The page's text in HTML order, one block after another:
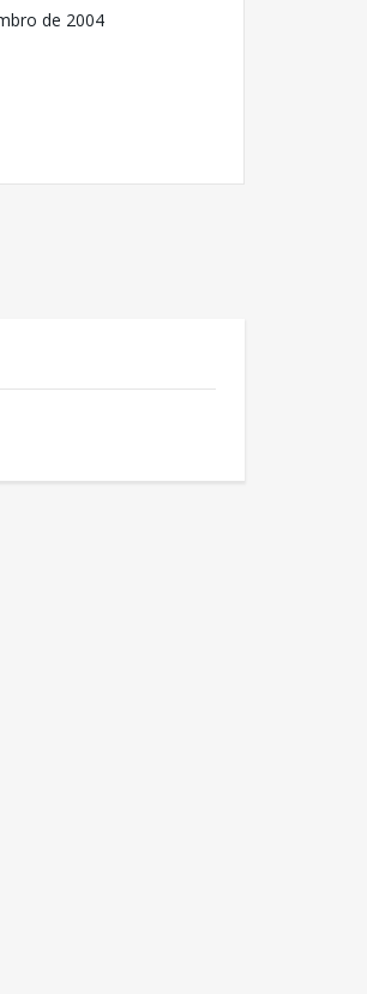
de 2004